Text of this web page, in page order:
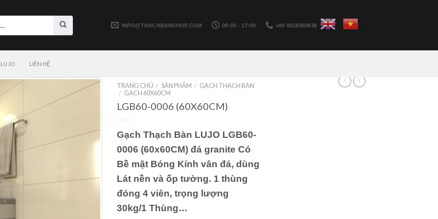
INFO@THACHBANSHOP.COM 08:00 - 17:00 +84 0918060838
LUJO LIÊN HỆ
TRANG CHỦ / SẢN PHẨM / GẠCH THẠCH BÀN
/ GẠCH 60X60CM
LGB60-0006 (60X60CM)
Gạch Thạch Bàn LUJO LGB60-
0006 (60x60CM) đá granite Có
Bề mặt Bóng Kính vân đá, dùng
Lát nền và ốp tường. 1 thùng
đóng 4 viên, trọng lượng
30kg/1 Thùng…